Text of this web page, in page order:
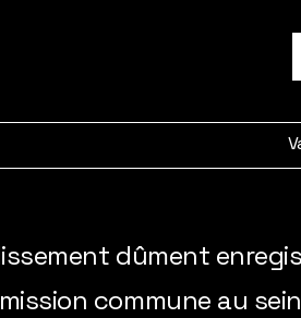
dûment
commune au